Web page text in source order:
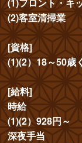
(2)客室清掃業
[資格]
(1)(2）18～50歳
[給料]
時給
(1)(2）928円～
深夜手当